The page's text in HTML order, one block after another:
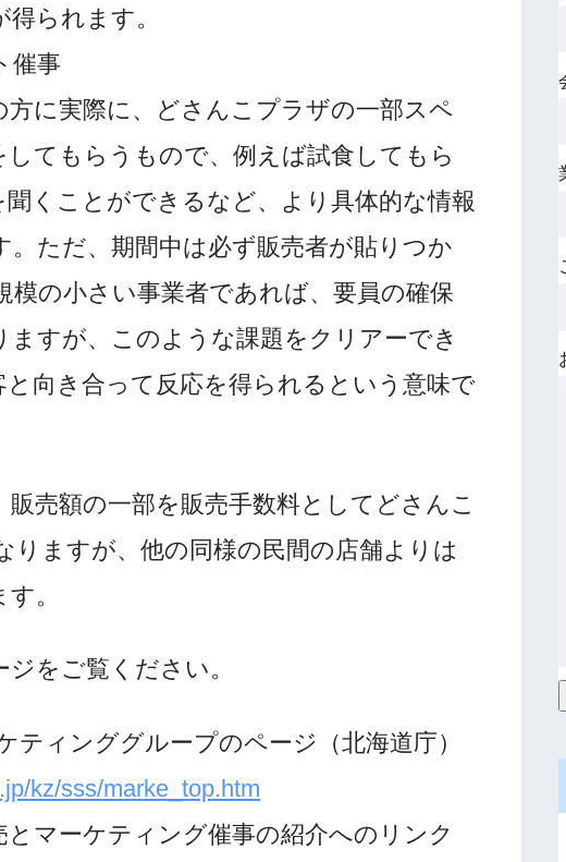
られます。
催事
に実際に、どさんこプラザの一部スペ
てもらうもので、例えば試食してもら
くことができるなど、より具体的な情報
ただ、期間中は必ず販売者が貼りつか
の小さい事業者であれば、要員の確保
すが、このような課題をクリアーでき
向き合って反応を得られるという意味で
売額の一部を販売手数料としてどさんこ
りますが、他の同様の民間の店舗よりは
。
をご覧ください。
ティンググループのページ（北海道庁）
kz/sss/marke_top.htm
マーケティング催事の紹介へのリンク